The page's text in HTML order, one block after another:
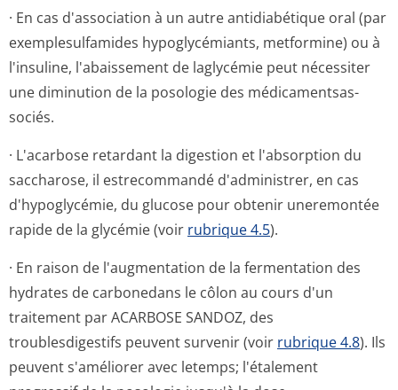
· En cas d'association à un autre antidiabétique oral (par
exemplesulfamides hypoglycémiants, metformine) ou à
l'insuline, l'abaissement de laglycémie peut nécessiter
une diminution de la posologie des médicamentsas­
sociés.
· L'acarbose retardant la digestion et l'absorption du
saccharose, il estrecommandé d'administrer, en cas
d'hypoglycémie, du glucose pour obtenir uneremontée
rapide de la glycémie (voir rubrique 4.5).
· En raison de l'augmentation de la fermentation des
hydrates de carbonedans le côlon au cours d'un
traitement par ACARBOSE SANDOZ, des
troublesdigestifs peuvent survenir (voir rubrique 4.8). Ils
peuvent s'améliorer avec letemps; l'étalement